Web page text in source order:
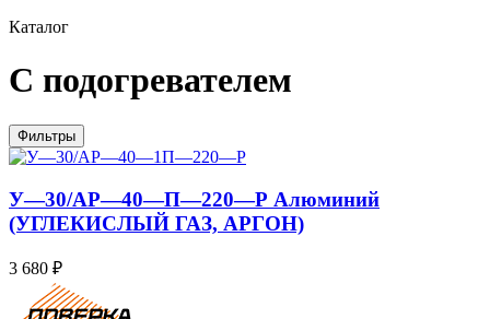
Каталог
С подогревателем
Фильтры
У—30/АР—40—П—220—Р Алюминий
(УГЛЕКИСЛЫЙ ГАЗ, АРГОН)
3 680 ₽